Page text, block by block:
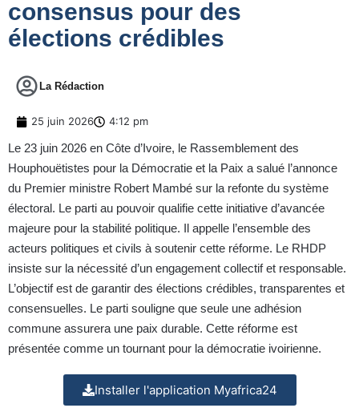
consensus pour des
élections crédibles
La Rédaction
25 juin 2026 4:12 pm
Le 23 juin 2026 en Côte d’Ivoire, le Rassemblement des
Houphouëtistes pour la Démocratie et la Paix a salué l’annonce
du Premier ministre Robert Mambé sur la refonte du système
électoral. Le parti au pouvoir qualifie cette initiative d’avancée
majeure pour la stabilité politique. Il appelle l’ensemble des
acteurs politiques et civils à soutenir cette réforme. Le RHDP
insiste sur la nécessité d’un engagement collectif et responsable.
L’objectif est de garantir des élections crédibles, transparentes et
consensuelles. Le parti souligne que seule une adhésion
commune assurera une paix durable. Cette réforme est
présentée comme un tournant pour la démocratie ivoirienne.
Installer l'application Myafrica24